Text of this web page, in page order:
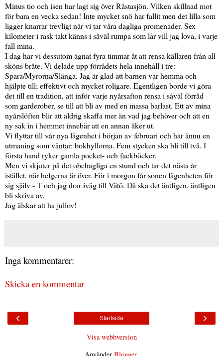
Minus tio och isen har lagt sig över Råstasjön. Vilken skillnad mot
för bara en vecka sedan! Inte mycket snö har fallit men det lilla som
ligger knarrar trevligt när vi tar våra dagliga promenader. Sex
kilometer i rask takt känns i såväl rumpa som lår vill jag lova, i varje
fall mina.
I dag har vi dessutom ägnat fyra timmar åt att rensa källaren från all
sköns bråte. Vi delade upp förrådets hela innehåll i tre:
Spara/Myrorna/Slänga. Jag är glad att barnen var hemma och
hjälpte till; effektivt och mycket roligare. Egentligen borde vi göra
det till en tradition, att inför varje nyårsafton rensa i såväl förråd
som garderober, se till att bli av med en massa barlast. Ett av mina
nyårslöften blir att aldrig skaffa mer än vad jag behöver och att en
ny sak in i hemmet innebär att en annan åker ut.
Vi flyttar till vår nya lägenhet i början av februari och har ännu en
utmaning som väntar: bokhyllorna. Fem stycken ska bli till två. I
första hand ryker gamla pocket- och fackböcker.
Men vi skjuter på det obehagliga en stund och tar det nästa år
istället, när helgerna är över. För i morgon får sonen lägenheten för
sig själv - T och jag drar iväg till Vätö. Då ska det äntligen, äntligen
bli skriva av.
Jag älskar att ha jullov!
Inga kommentarer:
Skicka en kommentar
‹ ›
Startsida
Visa webbversion